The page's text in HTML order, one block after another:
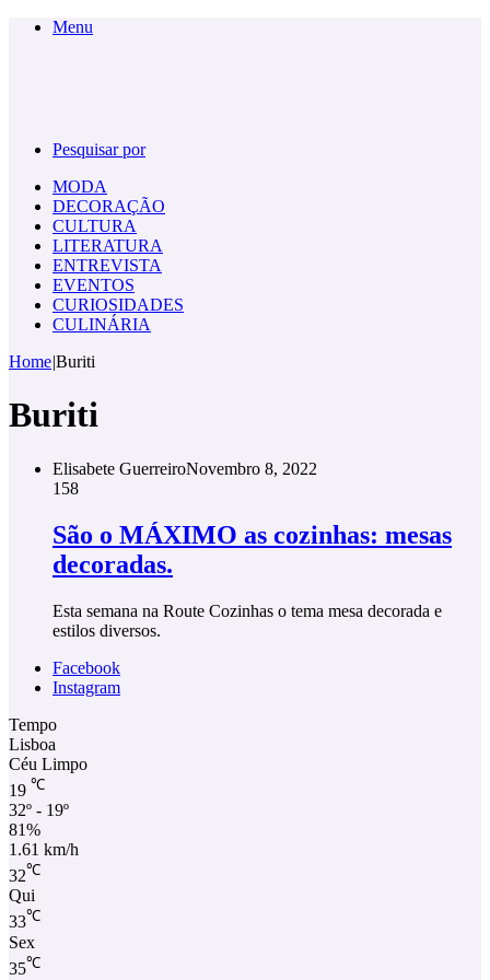
Menu
Pesquisar por
MODA
DECORAÇÃO
CULTURA
LITERATURA
ENTREVISTA
EVENTOS
CURIOSIDADES
CULINÁRIA
Home|Buriti
Buriti
Elisabete GuerreiroNovembro 8, 2022
158
São o MÁXIMO as cozinhas: mesas
decoradas.
Esta semana na Route Cozinhas o tema mesa decorada e
estilos diversos.
Facebook
Instagram
Tempo
Lisboa
Céu Limpo
19 ℃
32º - 19º
81%
1.61 km/h
32℃
Qui
33℃
Sex
35℃